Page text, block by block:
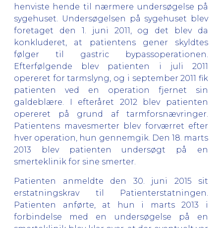
henviste hende til nærmere undersøgelse på
sygehuset. Undersøgelsen på sygehuset blev
foretaget den 1. juni 2011, og det blev da
konkluderet, at patientens gener skyldtes
følger til gastric bypassoperationen.
Efterfølgende blev patienten i juli 2011
opereret for tarmslyng, og i september 2011 fik
patienten ved en operation fjernet sin
galdeblære. I efteråret 2012 blev patienten
opereret på grund af tarmforsnævringer.
Patientens mavesmerter blev forværret efter
hver operation, hun gennemgik. Den 18. marts
2013 blev patienten undersøgt på en
smerteklinik for sine smerter.
Patienten anmeldte den 30. juni 2015 sit
erstatningskrav til Patienterstatningen.
Patienten anførte, at hun i marts 2013 i
forbindelse med en undersøgelse på en